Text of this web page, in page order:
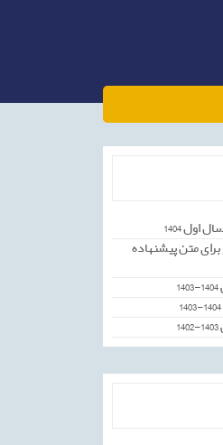
1404
متن پیشنهاده